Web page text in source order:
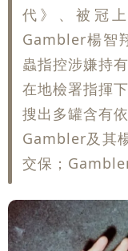
代》、被冠
Gambler楊智
蟲指控涉嫌持
在地檢署指揮
搜出多罐含有
Gambler及其
交保；